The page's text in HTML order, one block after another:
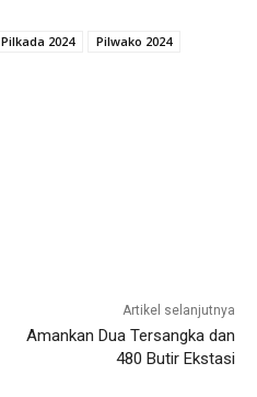
Pilkada 2024 Pilwako 2024
Artikel selanjutnya
Amankan Dua Tersangka dan
480 Butir Ekstasi